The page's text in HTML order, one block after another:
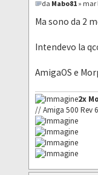
da Mabo81 » mar
Ma sono da 2
Intendevo la
AmigaOS e
2x
// Amiga 500 Rev